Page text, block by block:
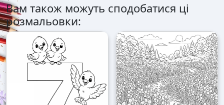
Вам також можуть сподобатися ці
розмальовки: